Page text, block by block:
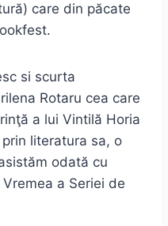
care din păcate
si scurta
Rotaru cea care
a lui Vintilă Horia
literatura sa, o
odată cu
a Seriei de